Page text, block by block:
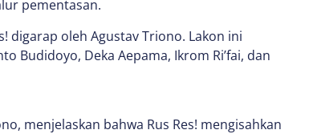
pementasan.
digarap oleh Agustav Triono. Lakon ini
Budidoyo, Deka Aepama, Ikrom Ri’fai, dan
menjelaskan bahwa Rus Res! mengisahkan